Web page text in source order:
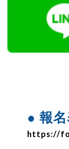
● 報
https://